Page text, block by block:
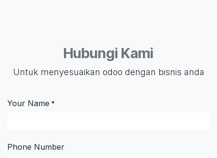
Hubungi Kami
Untuk menyesuaikan odoo dengan bisnis anda
Your Name *
Phone Number